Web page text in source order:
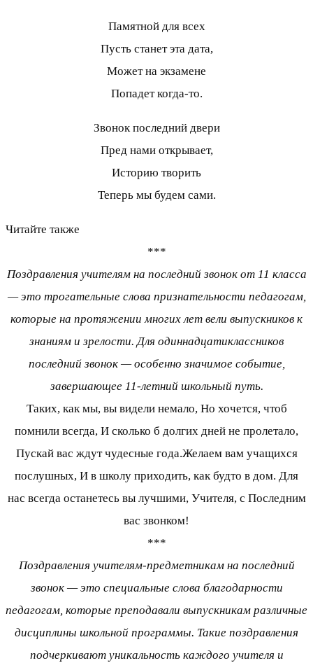
Памятной для всех
Пусть станет эта дата,
Может на экзамене
Попадет когда-то.
Звонок последний двери
Пред нами открывает,
Историю творить
Теперь мы будем сами.
Читайте также
***
Поздравления учителям на последний звонок от 11 класса
— это трогательные слова признательности педагогам,
которые на протяжении многих лет вели выпускников к
знаниям и зрелости. Для одиннадцатиклассников
последний звонок — особенно значимое событие,
завершающее 11-летний школьный путь.
Таких, как мы, вы видели немало, Но хочется, чтоб
помнили всегда, И сколько б долгих дней не пролетало,
Пускай вас ждут чудесные года.Желаем вам учащихся
послушных, И в школу приходить, как будто в дом. Для
нас всегда останетесь вы лучшими, Учителя, с Последним
вас звонком!
***
Поздравления учителям-предметникам на последний
звонок — это специальные слова благодарности
педагогам, которые преподавали выпускникам различные
дисциплины школьной программы. Такие поздравления
подчеркивают уникальность каждого учителя и